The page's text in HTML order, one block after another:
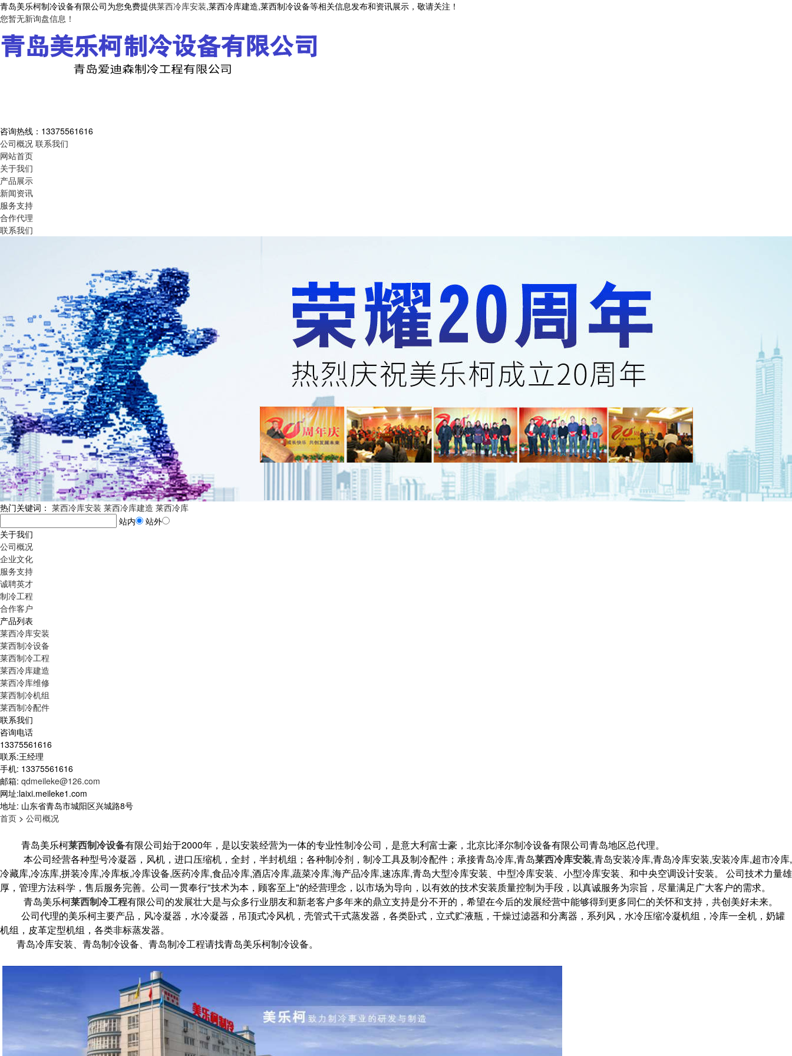
青岛美乐柯制冷设备有限公司为您免费提供莱西冷库安装,莱西冷库建造,莱西制冷设备等相关信息发布和资讯展示，敬请关注！
您暂无新询盘信息！
咨询热线： 13375561616
公司概况 联系我们
网站首页
关于我们
产品展示
新闻资讯
服务支持
合作代理
联系我们
热门关键词： 莱西冷库安装 莱西冷库建造 莱西冷库
站内
站外
关于我们
公司概况
企业文化
服务支持
诚聘英才
制冷工程
合作客户
产品列表
莱西冷库安装
莱西制冷设备
莱西制冷工程
莱西冷库建造
莱西冷库维修
莱西制冷机组
莱西制冷配件
联系我们
咨询电话
13375561616
联系:王经理
手机: 13375561616
邮箱: qdmeileke@126.com
网址:laixi.meileke1.com
地址: 山东省青岛市城阳区兴城路8号
首页 > 公司概况
青岛美乐柯莱西制冷设备有限公司始于2000年，是以安装经营为一体的专业性制冷公司，是意大利富士豪，北京比泽尔制冷设备有限公司青岛地区总代理。
本公司经营各种型号冷凝器，风机，进口压缩机，全封，半封机组；各种制冷剂，制冷工具及制冷配件；承接青岛冷库,青岛莱西冷库安装,青岛安装冷库,青岛冷库安装,安装冷库,超市冷库,
冷藏库,冷冻库,拼装冷库,冷库板,冷库设备,医药冷库,食品冷库,酒店冷库,蔬菜冷库,海产品冷库,速冻库,青岛大型冷库安装、中型冷库安装、小型冷库安装、和中央空调设计安装。 公司技术力量雄
厚，管理方法科学，售后服务完善。公司一贯奉行"技术为本，顾客至上"的经营理念，以市场为导向，以有效的技术安装质量控制为手段，以真诚服务为宗旨，尽量满足广大客户的需求。
青岛美乐柯莱西制冷工程有限公司的发展壮大是与众多行业朋友和新老客户多年来的鼎立支持是分不开的，希望在今后的发展经营中能够得到更多同仁的关怀和支持，共创美好未来。
公司代理的美乐柯主要产品，风冷凝器，水冷凝器，吊顶式冷风机，壳管式干式蒸发器，各类卧式，立式贮液瓶，干燥过滤器和分离器，系列风，水冷压缩冷凝机组，冷库一全机，奶罐
机组，皮革定型机组，各类非标蒸发器。
青岛冷库安装、青岛制冷设备、青岛制冷工程请找青岛美乐柯制冷设备。